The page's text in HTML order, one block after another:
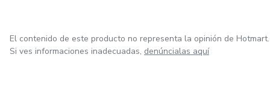
El contenido de este producto no representa la opinión de Hotmart.
Si ves informaciones inadecuadas, denúncialas aquí